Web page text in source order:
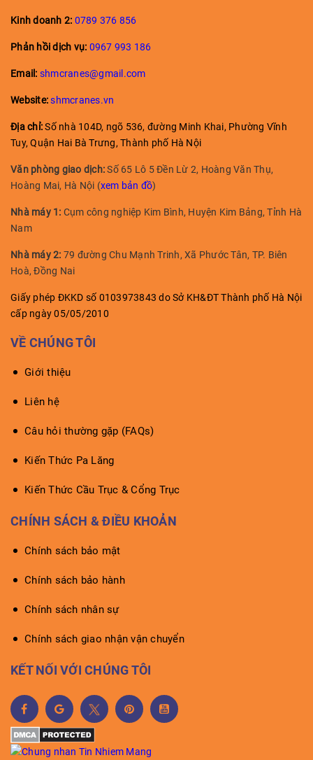
Kinh doanh 2: 0789 376 856
Phản hồi dịch vụ: 0967 993 186
Email: shmcranes@gmail.com
Website: shmcranes.vn
Địa chỉ:Số nhà 104D, ngõ 536, đường Minh Khai, Phường Vĩnh
Tuy, Quận Hai Bà Trưng, Thành phố Hà Nội
Văn phòng giao dịch:Số 65 Lô 5 Đền Lừ 2, Hoàng Văn Thụ,
Hoàng Mai, Hà Nội (xem bản đồ)
Nhà máy 1: Cụm công nghiệp Kim Bình, Huyện Kim Bảng, Tỉnh Hà
Nam
Nhà máy 2: 79 đường Chu Mạnh Trinh, Xã Phước Tân, TP. Biên
Hoà, Đồng Nai
Giấy phép ĐKKD số 0103973843 do Sở KH&ĐT Thành phố Hà Nội
cấp ngày 05/05/2010
VỀ CHÚNG TÔI
Giới thiệu
Liên hệ
Câu hỏi thường gặp (FAQs)
Kiến Thức Pa Lăng
Kiến Thức Cầu Trục & Cổng Trục
CHÍNH SÁCH & ĐIỀU KHOẢN
Chính sách bảo mật
Chính sách bảo hành
Chính sách nhân sự
Chính sách giao nhận vận chuyển
KẾT NỐI VỚI CHÚNG TÔI